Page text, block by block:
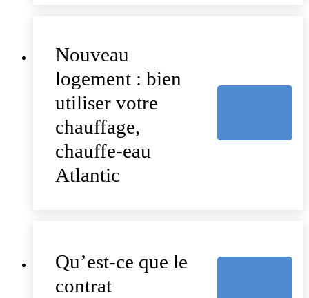
Nouveau
logement : bien
utiliser votre
chauffage,
chauffe-eau
Atlantic
Qu’est-ce que le
contrat